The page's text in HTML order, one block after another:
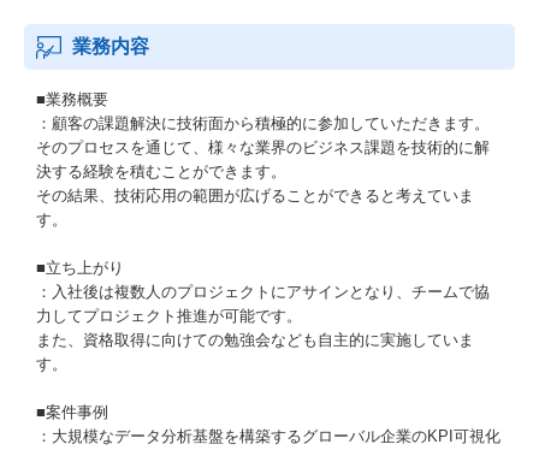
業務内容
■業務概要
：顧客の課題解決に技術面から積極的に参加していただきます。
そのプロセスを通じて、様々な業界のビジネス課題を技術的に解
決する経験を積むことができます。
その結果、技術応用の範囲が広げることができると考えていま
す。
■立ち上がり
：入社後は複数人のプロジェクトにアサインとなり、チームで協
力してプロジェクト推進が可能です。
また、資格取得に向けての勉強会なども自主的に実施していま
す。
■案件事例
：大規模なデータ分析基盤を構築するグローバル企業のKPI可視化